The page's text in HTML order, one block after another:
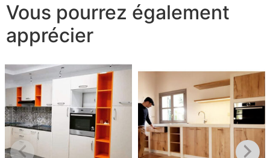
Vous pourrez également
apprécier